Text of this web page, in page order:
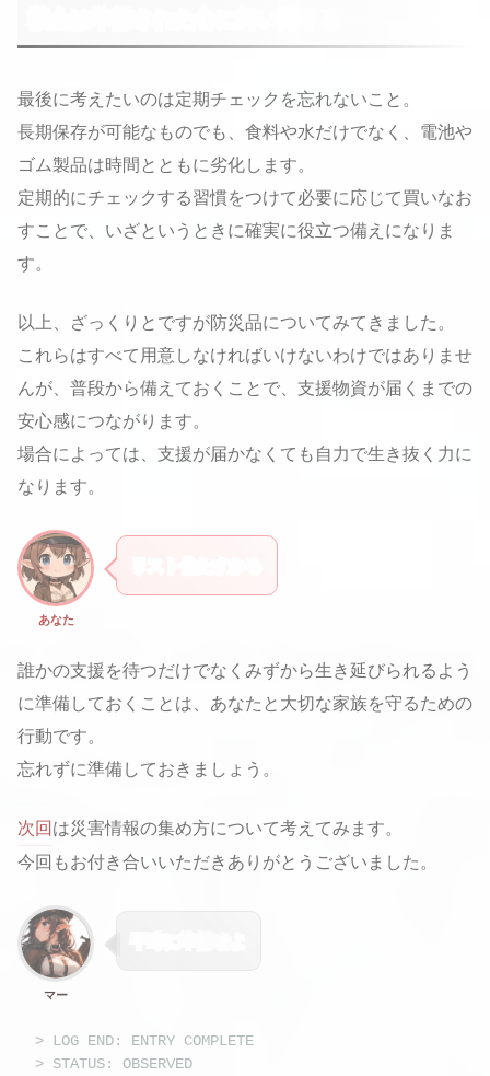
最後に考えたいのは定期チェックを忘れないこと。
長期保存が可能なものでも、食料や水だけでなく、電池や
ゴム製品は時間とともに劣化します。
定期的にチェックする習慣をつけて必要に応じて買いなお
すことで、いざというときに確実に役立つ備えになりま
す。
以上、ざっくりとですが防災品についてみてきました。
これらはすべて用意しなければいけないわけではありませ
んが、普段から備えておくことで、支援物資が届くまでの
安心感につながります。
場合によっては、支援が届かなくても自力で生き抜く力に
なります。
あなた
誰かの支援を待つだけでなくみずから生き延びられるよう
に準備しておくことは、あなたと大切な家族を守るための
行動です。
忘れずに準備しておきましょう。
次回 は災害情報の集め方について考えてみます。
今回もお付き合いいただきありがとうございました。
マー
> LOG END: ENTRY COMPLETE
> STATUS: OBSERVED